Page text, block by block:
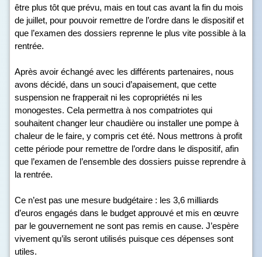
être plus tôt que prévu, mais en tout cas avant la fin du mois
de juillet, pour pouvoir remettre de l’ordre dans le dispositif et
que l’examen des dossiers reprenne le plus vite possible à la
rentrée.
Après avoir échangé avec les différents partenaires, nous
avons décidé, dans un souci d’apaisement, que cette
suspension ne frapperait ni les copropriétés ni les
monogestes. Cela permettra à nos compatriotes qui
souhaitent changer leur chaudière ou installer une pompe à
chaleur de le faire, y compris cet été. Nous mettrons à profit
cette période pour remettre de l’ordre dans le dispositif, afin
que l’examen de l’ensemble des dossiers puisse reprendre à
la rentrée.
Ce n’est pas une mesure budgétaire : les 3,6 milliards
d’euros engagés dans le budget approuvé et mis en œuvre
par le gouvernement ne sont pas remis en cause. J’espère
vivement qu’ils seront utilisés puisque ces dépenses sont
utiles.